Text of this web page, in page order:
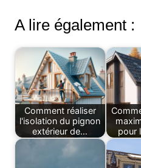
A lire également :
Comment réaliser
l'isolation du pignon
extérieur de…
pour